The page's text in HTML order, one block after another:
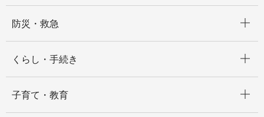
防災・救急
くらし・手続き
子育て・教育